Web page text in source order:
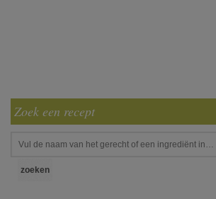
Zoek een recept